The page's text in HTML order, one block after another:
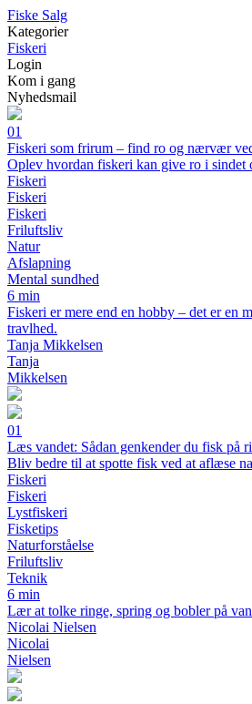
Fiske Salg
Kategorier
Fiskeri
Login
Kom i gang
Nyhedsmail
01
Fiskeri som frirum – find ro og nærvær
Oplev hvordan fiskeri kan give ro i sindet
Fiskeri
Fiskeri
Fiskeri
Friluftsliv
Natur
Afslapning
Mental sundhed
6 min
Fiskeri er mere end en hobby – det er en
travlhed.
Tanja Mikkelsen
Tanja
Mikkelsen
01
Læs vandet: Sådan genkender du fisk på
Bliv bedre til at spotte fisk ved at aflæse
Fiskeri
Fiskeri
Lystfiskeri
Fisketips
Naturforståelse
Friluftsliv
Teknik
6 min
Lær at tolke ringe, spring og bobler på
Nicolai Nielsen
Nicolai
Nielsen